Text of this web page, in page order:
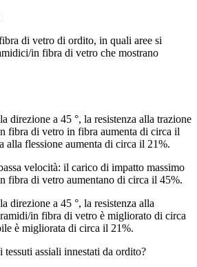
di vetro di ordito, in quali aree si
in fibra di vetro che mostrano
direzione a 45 °, la resistenza alla trazione
fibra di vetro in fibra aumenta di circa il
alla flessione aumenta di circa il 21%.
velocità: il carico di impatto massimo
fibra di vetro aumentano di circa il 45%.
direzione a 45 °, la resistenza alla
in fibra di vetro è migliorato di circa
è migliorata di circa il 21%.
assiali innestati da ordito?